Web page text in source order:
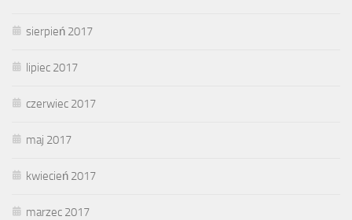
sierpień 2017
lipiec 2017
czerwiec 2017
maj 2017
kwiecień 2017
marzec 2017